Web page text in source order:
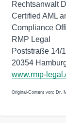
Rechtsanwalt
Certified AML
Compliance
RMP Legal
Poststraße 14/
20354
www.rmp-
Original-Content von: Dr.